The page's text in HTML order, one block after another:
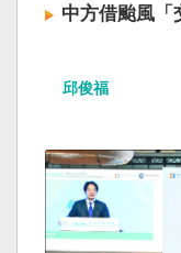
中方借颱風「
邱俊福